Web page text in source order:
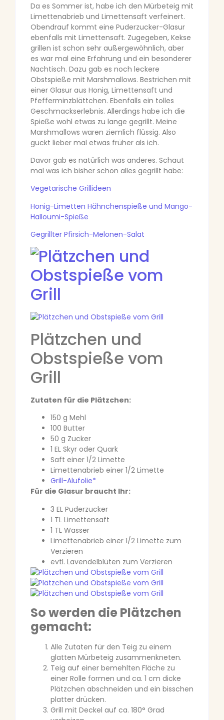
Da es Sommer ist, habe ich den Mürbeteig mit
Limettenabrieb und Limettensaft verfeinert.
Obendrauf kommt eine Puderzucker-Glasur
ebenfalls mit Limettensaft. Zugegeben, Kekse
grillen ist schon sehr außergewöhnlich, aber
es war mal eine Erfahrung und ein besonderer
Nachtisch. Dazu gab es noch leckere
Obstspieße mit Marshmallows. Bestrichen mit
einer Glasur aus Honig, Limettensaft und
Pfefferminzblättchen. Ebenfalls ein tolles
Geschmackserlebnis. Allerdings habe ich die
Spieße wohl etwas zu lange gegrillt. Meine
Marshmallows waren ziemlich flüssig. Also
guckt lieber mal etwas früher als ich.
Davor gab es natürlich was anderes. Schaut
mal was ich bisher schon alles gegrillt habe:
Vegetarische Grillideen
Honig-Limetten Hähnchenspieße und Mango-
Halloumi-Spieße
Gegrillter Pfirsich-Melonen-Salat
Plätzchen und
Obstspieße vom
Grill
Zutaten für die Plätzchen:
150 g Mehl
100 Butter
50 g Zucker
1 EL Skyr oder Quark
Saft einer 1/2 Limette
Limettenabrieb einer 1/2 Limette
Grill-Alufolie*
Für die Glasur braucht Ihr:
3 EL Puderzucker
1 TL Limettensaft
1 TL Wasser
Limettenabrieb einer 1/2 Limette zum
Verzieren
evtl. Lavendelblüten zum Verzieren
So werden die Plätzchen
gemacht:
Alle Zutaten für den Teig zu einem
glatten Mürbeteig zusammenkneten.
Teig auf einer bemehlten Fläche zu
einer Rolle formen und ca. 1 cm dicke
Plätzchen abschneiden und ein bisschen
platter drücken.
Grill mit Deckel auf ca. 180° Grad